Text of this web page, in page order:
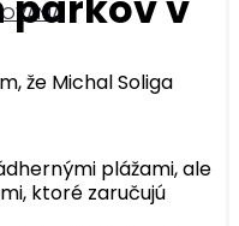
že Michal Soliga
plážami, ale
ktoré zaručujú